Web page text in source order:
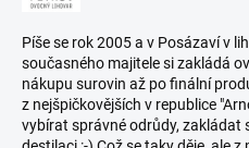
Píše se rok 2005 a v Posázaví v
současného majitele si zakládá
nákupu surovin až po finální
z nejšpičkovějších v republice
vybírat správné odrůdy, zakládat